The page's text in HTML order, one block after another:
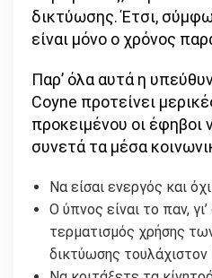
δικτύωσης. Έτσι,
είναι μόνο ο χρόνος
Παρ’ όλα αυτά η
Coyne προτείνει
προκειμένου οι έφηβοι
συνετά τα μέσα
Να είσαι ενεργός και
Ο ύπνος είναι το παν,
τερματισμός χρήσης
δικτύωσης